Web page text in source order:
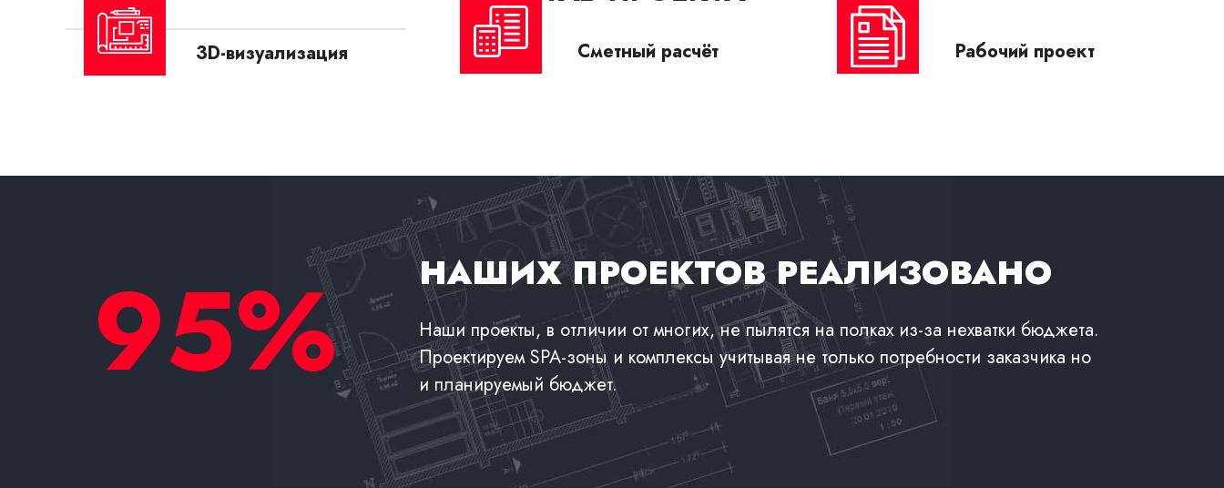
3D-визуализация Сметный расчёт Рабочий проект
95% НАШИХ ПРОЕКТОВ РЕАЛИЗОВАНО
Наши проекты, в отличии от многих, не пылятся на полках из-за нехватки бюджета.
Проектируем SPA-зоны и комплексы учитывая не только потребности заказчика но
и планируемый бюджет.